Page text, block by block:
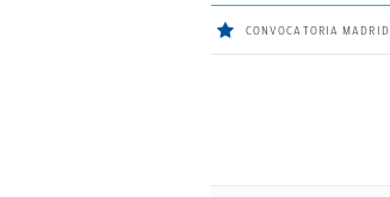
CONVOCATORIA MADRID